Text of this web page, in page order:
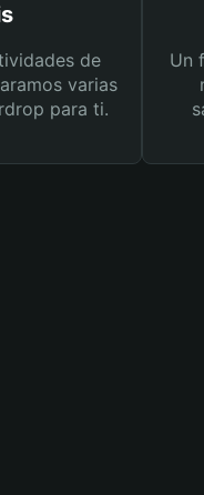
de
varias
para ti.
Un